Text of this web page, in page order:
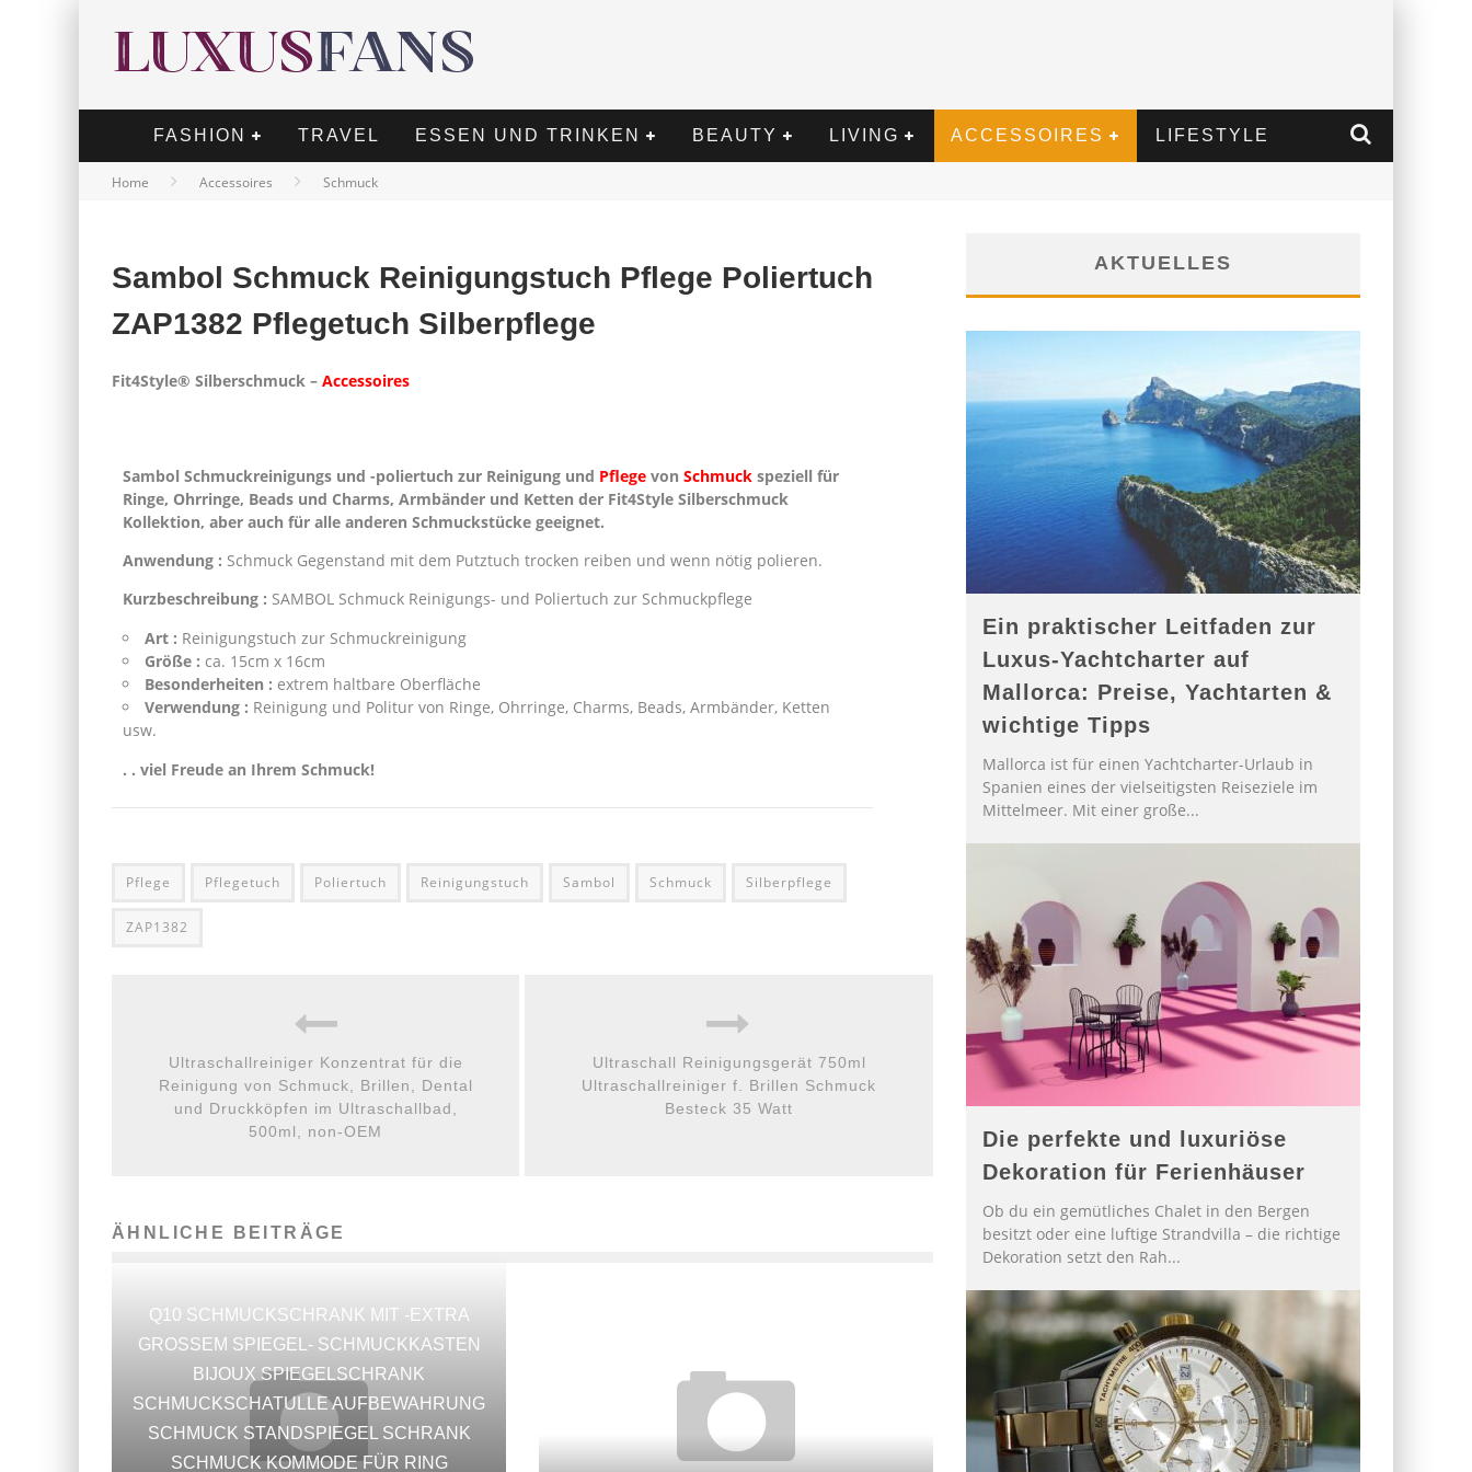
FASHION TRAVEL ESSEN UND TRINKEN BEAUTY LIVING ACCESSOIRES LIFESTYLE
Home Accessoires Schmuck
Sambol Schmuck Reinigungstuch Pflege Poliertuch
ZAP1382 Pflegetuch Silberpflege
Fit4Style® Silberschmuck – Accessoires
Sambol Schmuckreinigungs und -poliertuch zur Reinigung und Pflege von Schmuck speziell für
Ringe, Ohrringe, Beads und Charms, Armbänder und Ketten der Fit4Style Silberschmuck
Kollektion, aber auch für alle anderen Schmuckstücke geeignet.
Anwendung : Schmuck Gegenstand mit dem Putztuch trocken reiben und wenn nötig polieren.
Kurzbeschreibung : SAMBOL Schmuck Reinigungs- und Poliertuch zur Schmuckpflege
Art : Reinigungstuch zur Schmuckreinigung
Größe : ca. 15cm x 16cm
Besonderheiten : extrem haltbare Oberfläche
Verwendung : Reinigung und Politur von Ringe, Ohrringe, Charms, Beads, Armbänder, Ketten
usw.
. . viel Freude an Ihrem Schmuck!
Pflege Pflegetuch Poliertuch Reinigungstuch Sambol Schmuck Silberpflege
ZAP1382
Ultraschallreiniger Konzentrat für die
Reinigung von Schmuck, Brillen, Dental
und Druckköpfen im Ultraschallbad,
500ml, non-OEM
Ultraschall Reinigungsgerät 750ml
Ultraschallreiniger f. Brillen Schmuck
Besteck 35 Watt
ÄHNLICHE BEITRÄGE
Q10 SCHMUCKSCHRANK MIT -EXTRA
GROSSEM SPIEGEL- SCHMUCKKASTEN
BIJOUX SPIEGELSCHRANK
SCHMUCKSCHATULLE AUFBEWAHRUNG
SCHMUCK STANDSPIEGEL SCHRANK
SCHMUCK KOMMODE FÜR RING
AKTUELLES
Ein praktischer Leitfaden zur
Luxus-Yachtcharter auf
Mallorca: Preise, Yachtarten &
wichtige Tipps
Mallorca ist für einen Yachtcharter-Urlaub in
Spanien eines der vielseitigsten Reiseziele im
Mittelmeer. Mit einer große...
Die perfekte und luxuriöse
Dekoration für Ferienhäuser
Ob du ein gemütliches Chalet in den Bergen
besitzt oder eine luftige Strandvilla – die richtige
Dekoration setzt den Rah...